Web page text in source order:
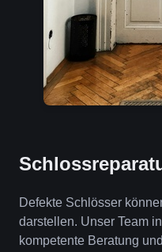
Defekte Schlösser
darstellen. Unser Team
kompetente Beratung